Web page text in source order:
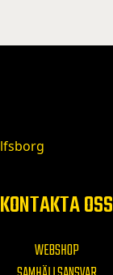
KONTAKTA OSS
WEBSHOP